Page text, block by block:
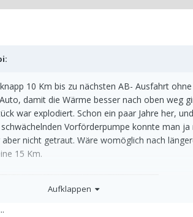
:
10 Km bis zu nächsten AB- Ausfahrt
damit die Wärme besser nach oben weg
war explodiert. Schon ein paar Jahre her,
Vorförderpumpe konnte man
nicht getraut. Wäre womöglich nach
15 Km.
Aufklappen